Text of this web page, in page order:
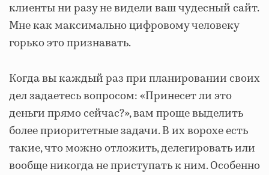
клиенты ни разу не видели ваш чудесный сайт.
Мне как максимально цифровому человеку
горько это признавать.
Когда вы каждый раз при планировании своих
дел задаетесь вопросом: «Принесет ли это
деньги прямо сейчас?», вам проще выделить
более приоритетные задачи. В их ворохе есть
такие, что можно отложить, делегировать или
вообще никогда не приступать к ним. Особенно